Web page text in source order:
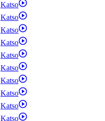
Katso
Katso
Katso
Katso
Katso
Katso
Katso
Katso
Katso
Katso